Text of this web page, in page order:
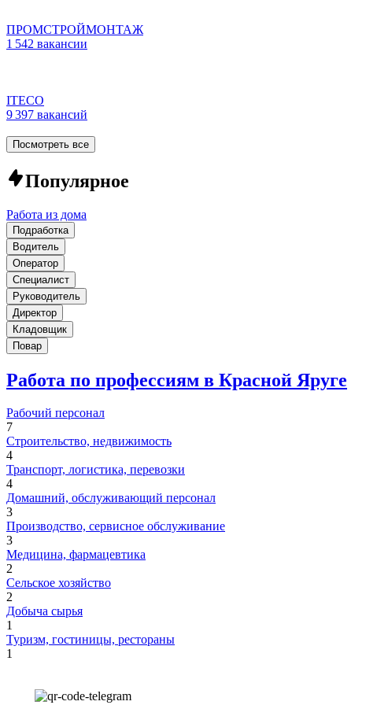
ПРОМСТРОЙМОНТАЖ
1 542 вакансии
ITECO
9 397 вакансий
Посмотреть все
Популярное
Работа из дома
Подработка
Водитель
Оператор
Специалист
Руководитель
Директор
Кладовщик
Повар
Работа по профессиям в Красной Яруге
Рабочий персонал
7
Строительство, недвижимость
4
Транспорт, логистика, перевозки
4
Домашний, обслуживающий персонал
3
Производство, сервисное обслуживание
3
Медицина, фармацевтика
2
Сельское хозяйство
2
Добыча сырья
1
Туризм, гостиницы, рестораны
1